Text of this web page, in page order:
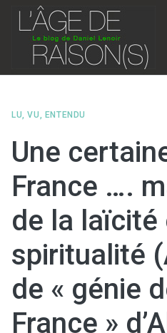
Skip
content
LU, VU, ENTENDU
Une
France ….
de la laïcité
spiritualité
de « génie
France »